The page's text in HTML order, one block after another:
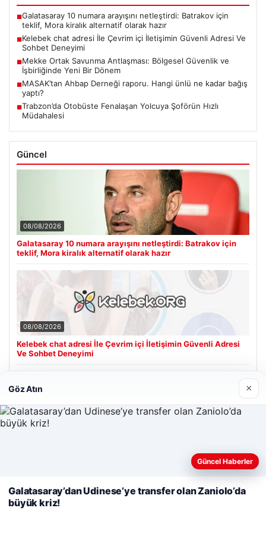
■Galatasaray 10 numara arayışını netleştirdi: Batrakov için
teklif, Mora kiralık alternatif olarak hazır
■Kelebek chat adresi İle Çevrim içi İletişimin Güvenli Adresi Ve
Sohbet Deneyimi
■Mekke Ortak Savunma Antlaşması: Bölgesel Güvenlik ve
İşbirliğinde Yeni Bir Dönem
■MASAK’tan Ahbap Derneği raporu. Hangi ünlü ne kadar bağış
yaptı?
■Trabzon’da Otobüste Fenalaşan Yolcuya Şoförün Hızlı
Müdahalesi
Güncel
08/08/2026
Galatasaray 10 numara arayışını netleştirdi: Batrakov için
teklif, Mora kiralık alternatif olarak hazır
08/08/2026
Kelebek chat adresi İle Çevrim içi İletişimin Güvenli Adresi
Ve Sohbet Deneyimi
Cengiz Sigorta
Web sitemizi nasıl kullandığınızı daha iyi anlayabilmek,
kullanıyoruz.
Çerez Politikamız
Reddet
Göz Atın ×
Güncel Haberler
Galatasaray’dan Udinese’ye transfer olan Zaniolo’da
büyük kriz!